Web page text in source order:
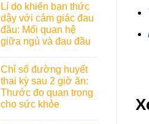
Lí do khiến bạn thức
dậy với cảm giác đau
đầu: Mối quan hệ
giữa ngủ và đau đầu
Chỉ số đường huyết
thai kỳ sau 2 giờ ăn:
Thước đo quan trọng
cho sức khỏe